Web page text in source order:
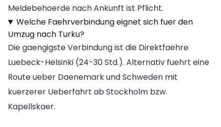
Meldebehoerde nach Ankunft ist Pflicht.
Welche Faehrverbindung eignet sich fuer den
Umzug nach Turku?
Die gaengigste Verbindung ist die Direktfaehre
Luebeck-Helsinki (24-30 Std.). Alternativ fuehrt eine
Route ueber Daenemark und Schweden mit
kuerzerer Ueberfahrt ab Stockholm bzw.
Kapellskaer.